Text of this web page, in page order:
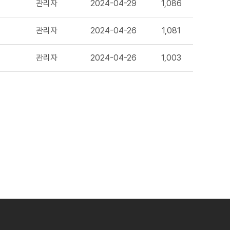
관리자 2024-04-29 1,086
관리자 2024-04-26 1,081
관리자 2024-04-26 1,003